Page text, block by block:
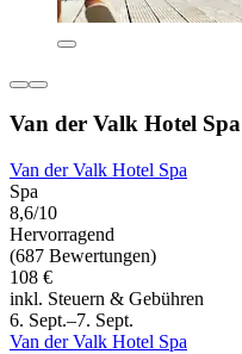
Van der Valk Hotel Spa
Van der Valk Hotel Spa
Spa
8,6/10
Hervorragend
(687 Bewertungen)
108 €
inkl. Steuern & Gebühren
6. Sept.–7. Sept.
Van der Valk Hotel Spa